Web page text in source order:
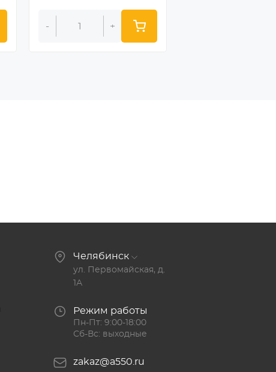
- +
Челябинск
ул. Первомайская, д.
1А
Режим работы
Пн-Пт: 9:00-18:00
Сб-Вс: выходные
zakaz@a550.ru